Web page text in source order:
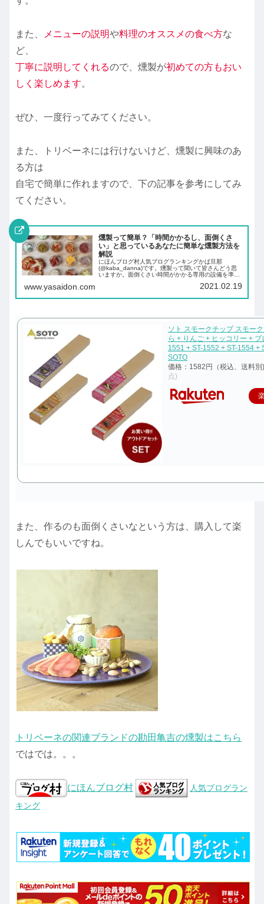
また、 メニューの説明や料理のオススメの食べ方な
ど、
丁寧に説明してくれるので、燻製が初めての方もおい
しく楽しめます。
ぜひ、一度行ってみてください。
また、トリベーネには行けないけど、燻製に興味のあ
る方は
自宅で簡単に作れますので、下の記事を参考にしてみ
てください。
燻製って簡単？「時間かかるし、面倒くさ
い」と思っているあなたに簡単な燻製方法を
解説
にほんブログ村人気ブログランキングかば旦那
(@kaba_danna)です。燻製って聞いて皆さんどう思
いますか。面倒くさい時間がかかる専用の設備を準備
ると思います。実はおいしい燻製が簡単にできる...
www.yasaidon.com 2021.02.19
ソト スモークチップ スモー
ら + りんご + ヒッコリー + ブ
1551 + ST-1552 + ST-1554 +
SOTO
価格：1582円（税込、送料別)
点)
また、作るのも面倒くさいなという方は、購入して楽
しんでもいいですね。
トリベーネの関連ブランドの勘田亀吉の燻製はこちら
ではでは。。。
にほんブログ村
人気ブログラン
キング